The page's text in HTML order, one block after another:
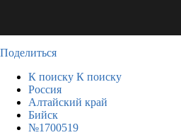
Поделиться
К поиску К поиску
Россия
Алтайский край
Бийск
№1700519